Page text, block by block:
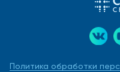
Политика обработки